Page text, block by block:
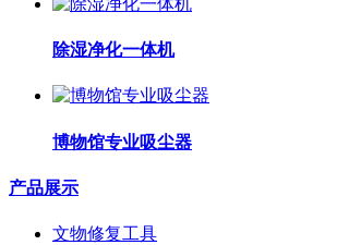
除湿净化一体机
博物馆专业吸尘器
产品展示
文物修复工具